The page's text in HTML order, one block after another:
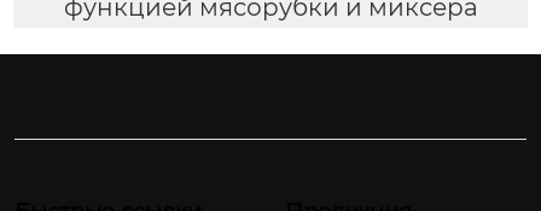
функцией мясорубки и миксера